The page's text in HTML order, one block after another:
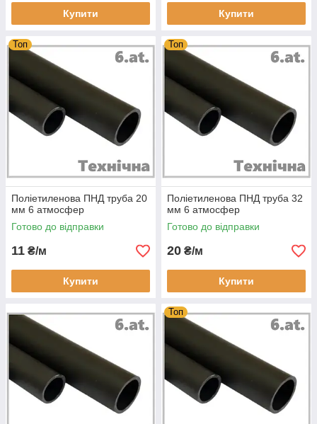
Купити Купити
Топ
Поліетиленова ПНД труба 20
мм 6 атмосфер
Готово до відправки
11 ₴/м
Купити
Топ
Поліетиленова ПНД труба 32
мм 6 атмосфер
Готово до відправки
20 ₴/м
Купити
Топ